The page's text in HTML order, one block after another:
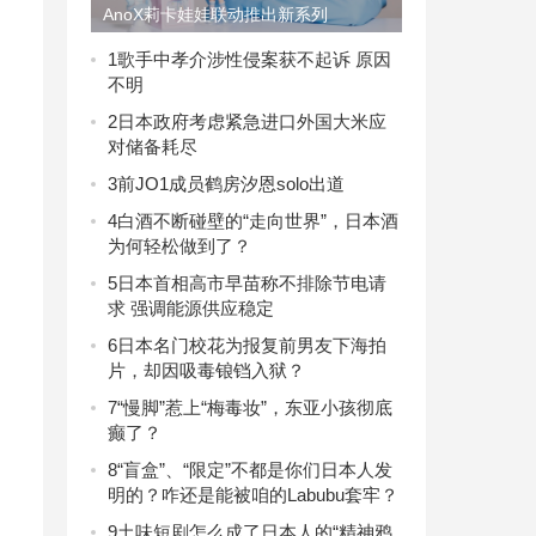
AnoX莉卡娃娃联动推出新系列
1歌手中孝介涉性侵案获不起诉 原因
不明
2日本政府考虑紧急进口外国大米应
对储备耗尽
3前JO1成员鹤房汐恩solo出道
4白酒不断碰壁的“走向世界”，日本酒
为何轻松做到了？
5日本首相高市早苗称不排除节电请
求 强调能源供应稳定
6日本名门校花为报复前男友下海拍
片，却因吸毒锒铛入狱？
7“慢脚”惹上“梅毒妆”，东亚小孩彻底
癫了？
8“盲盒”、“限定”不都是你们日本人发
明的？咋还是能被咱的Labubu套牢？